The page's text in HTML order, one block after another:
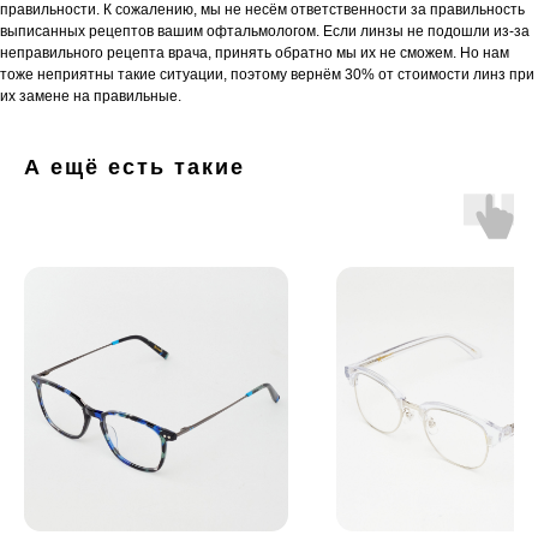
правильности. К сожалению, мы не несём ответственности за правильность
выписанных рецептов вашим офтальмологом. Если линзы не подошли из-за
неправильного рецепта врача, принять обратно мы их не сможем. Но нам
тоже неприятны такие ситуации, поэтому вернём 30% от стоимости линз при
их замене на правильные.
А ещё есть такие